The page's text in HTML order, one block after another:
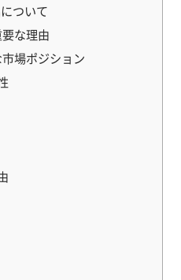
ついて
な理由
場ポジション